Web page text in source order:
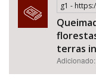
Subtema
Área de Levantamento
Área Protegida
g1 -
terras